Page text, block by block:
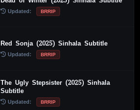
Updated: BRRIP
Red Sonja (2025) Sinhala Subtitle
Updated: BRRIP
The Ugly Stepsister (2025) Sinhala
Subtitle
Updated: BRRIP